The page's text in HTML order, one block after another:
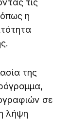
τις
η
της
σε
λήψη